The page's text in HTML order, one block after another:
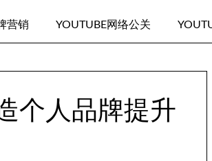
营销 YOUTUBE网络公关
个人品牌提升